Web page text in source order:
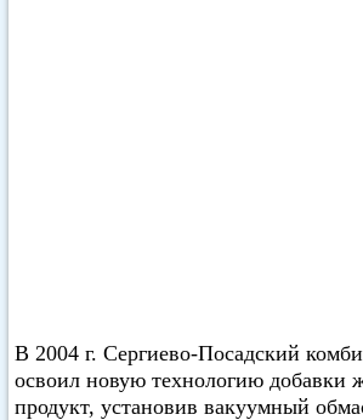
В 2004 г. Сергиево-Посадский
освоил новую технологию добавки
продукт, установив вакуумный